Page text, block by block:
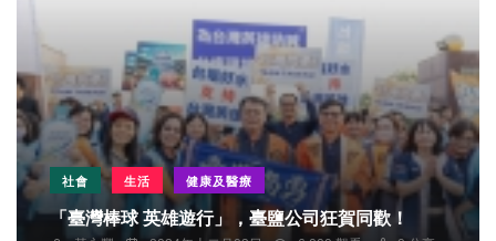
社會 生活 健康及醫療
「臺灣棒球 英雄遊行」，臺鹽公司狂賀同歡！